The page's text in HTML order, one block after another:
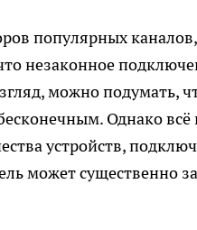
популярных
незаконное
можно подумать,
Однако
устройств,
может существенно